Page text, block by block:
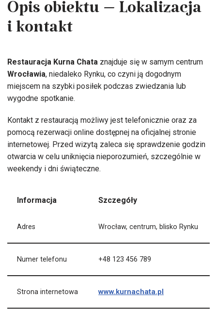
Opis obiektu – Lokalizacja
i kontakt
Restauracja Kurna Chata znajduje się w samym centrum
Wrocławia, niedaleko Rynku, co czyni ją dogodnym
miejscem na szybki posiłek podczas zwiedzania lub
wygodne spotkanie.
Kontakt z restauracją możliwy jest telefonicznie oraz za
pomocą rezerwacji online dostępnej na oficjalnej stronie
internetowej. Przed wizytą zaleca się sprawdzenie godzin
otwarcia w celu uniknięcia nieporozumień, szczególnie w
weekendy i dni świąteczne.
Informacja Szczegóły
Adres Wrocław, centrum, blisko Rynku
Numer telefonu +48 123 456 789
Strona internetowa www.kurnachata.pl